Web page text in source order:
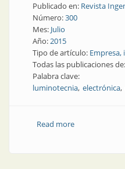
Publicado en: Revista
Número:300
Mes: Julio
Año:2015
Tipo de artículo: Empresa,
Todas las publicaciones de:
Palabra clave:
luminotecnia electrónica
Read moreabout